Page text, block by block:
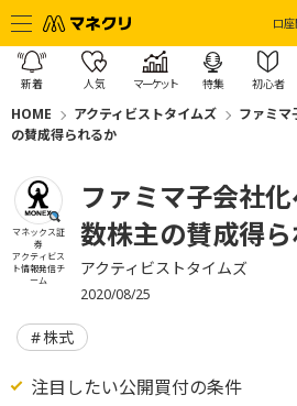
口
新着 人気 マーケット 特集 初心者
HOME アクティビストタイムズ
ファミマ
の賛成得られるか
マネックス証
券
アクティビス
ト情報発信チ
ーム
ファミマ子会社
数株主の賛成得
アクティビストタイムズ
2020/08/25
株式
注目したい公開買付の条件